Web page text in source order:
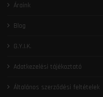
Áraink
Blog
G.Y.I.K.
Adatkezelési tájékoztató
Általános szerződési feltételek